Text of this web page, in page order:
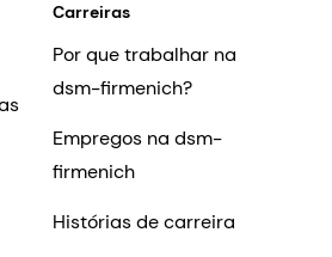
Carreiras
Por que trabalhar na
dsm-firmenich?
Empregos na dsm-
firmenich
Histórias de carreira